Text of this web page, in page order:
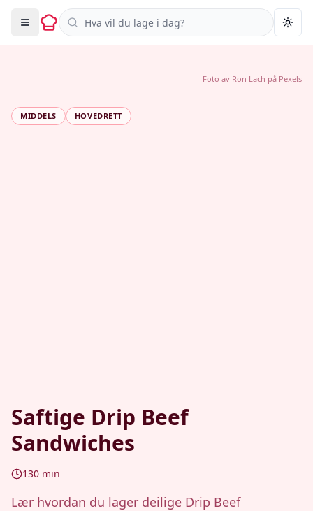
Søk i oppskrifter
MIDDELS HOVEDRETT
Saftige Drip Beef
Sandwiches
130 min
Lær hvordan du lager deilige Drip Beef
Foto av Ron Lach på Pexels